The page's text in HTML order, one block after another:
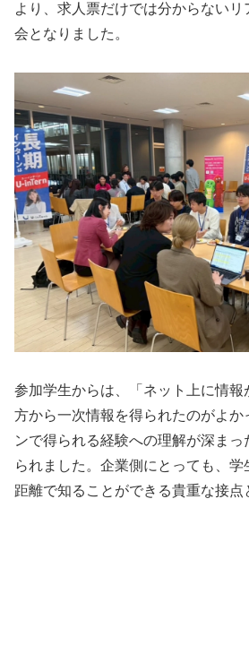
より、求人票だけでは分からない
会となりました。
参加学生からは、「ネット上に情
方から一次情報を得られたのがよか
ンで得られる経験への理解が深ま
られました。企業側にとっても、
距離で知ることができる貴重な接点